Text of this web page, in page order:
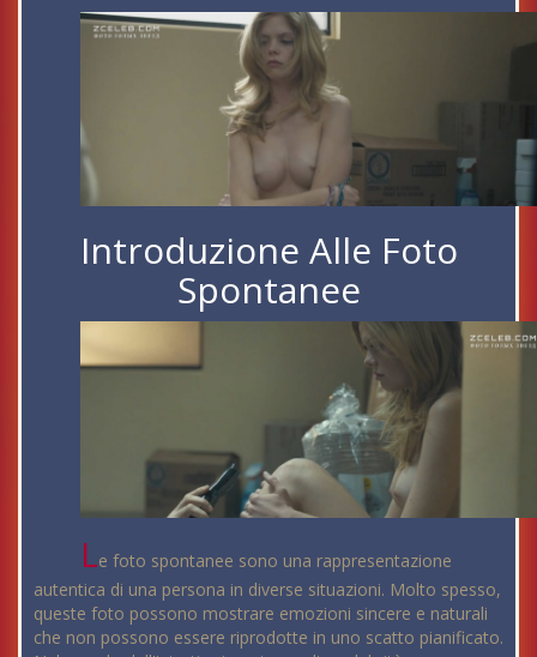
Introduzione Alle Foto
Spontanee
Le foto spontanee sono una rappresentazione
autentica di una persona in diverse situazioni. Molto spesso,
queste foto possono mostrare emozioni sincere e naturali
che non possono essere riprodotte in uno scatto pianificato.